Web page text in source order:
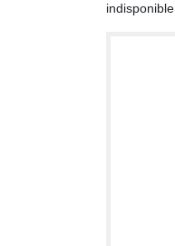
indisponible